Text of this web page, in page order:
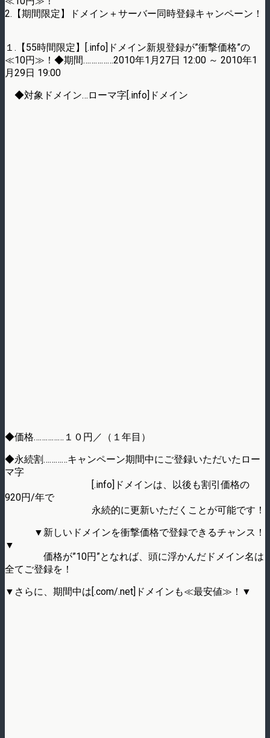
2.【期間限定】ドメイン＋サーバー同時登録キャンペーン！
１.【55時間限定】[.info]ドメイン新規登録が”衝撃価格”の
≪10円≫！◆期間……………2010年1月27日 12:00 ～ 2010年1
月29日 19:00
◆対象ドメイン…ローマ字[.info]ドメイン
◆価格……………１０円／（１年目）
◆永続割…………キャンペーン期間中にご登録いただいたロー
マ字
[.info]ドメインは、以後も割引価格の
920円/年で
永続的に更新いただくことが可能です！
▼新しいドメインを衝撃価格で登録できるチャンス！
▼
価格が”10円”となれば、頭に浮かんだドメイン名は
全てご登録を！
▼さらに、期間中は[.com/.net]ドメインも≪最安値≫！▼